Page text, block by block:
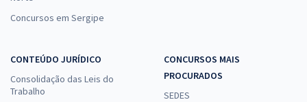
Concursos em Sergipe
CONTEÚDO JURÍDICO
Consolidação das Leis do
Trabalho
CONCURSOS MAIS
PROCURADOS
SEDES